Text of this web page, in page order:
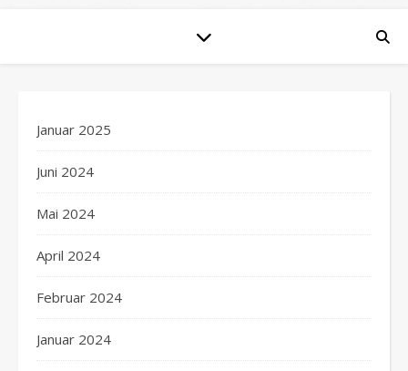
Januar 2025
Juni 2024
Mai 2024
April 2024
Februar 2024
Januar 2024